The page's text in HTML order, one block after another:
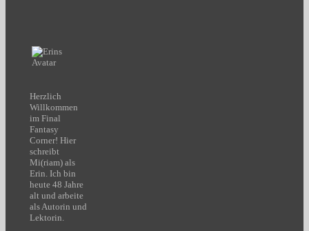
Herzlich
Willkommen
im Final
Fantasy
Corner! Hier
schreibt
Mi(riam) als
Erin. Ich bin
heute 48 Jahre
alt und arbeite
als Autorin und
Lektorin.